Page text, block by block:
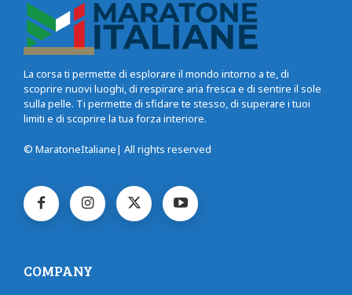
La corsa ti permette di esplorare il mondo intorno a te, di
scoprire nuovi luoghi, di respirare aria fresca e di sentire il sole
sulla pelle. Ti permette di sfidare te stesso, di superare i tuoi
limiti e di scoprire la tua forza interiore.
© MaratoneItaliane| All rights reserved
COMPANY